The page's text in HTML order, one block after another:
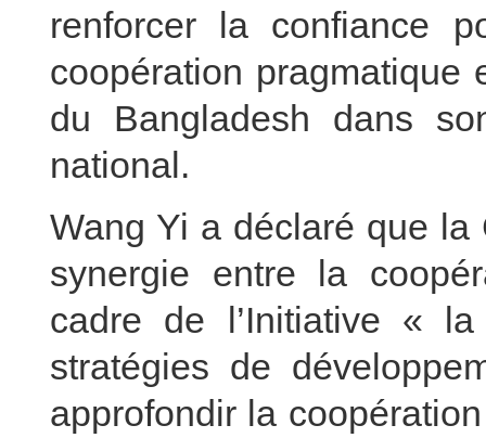
renforcer la confiance
coopération pragmatique
du Bangladesh dans
national.
Wang Yi a déclaré que
synergie entre la
cadre de l’Initiative «
stratégies de
approfondir la